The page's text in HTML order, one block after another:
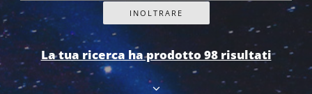
La tua ricerca ha prodotto 98 risultati